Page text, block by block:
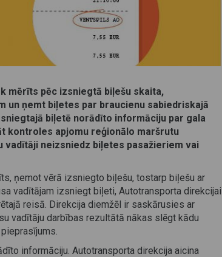
mērīts pēc izsniegtā biļešu skaita,
ņemt biļetes par braucienu sabiedriskajā
biļetē norādīto informāciju par gala
kontroles apjomu reģionālo maršrutu
vadītāji neizsniedz biļetes pasažieriem vai
ņemot vērā izsniegto biļešu, tostarp biļešu ar
vadītājam izsniegt biļeti, Autotransporta direkcijai
reisā. Direkcija diemžēl ir saskārusies ar
vadītāju darbības rezultātā nākas slēgt kādu
informāciju. Autotransporta direkcija aicina